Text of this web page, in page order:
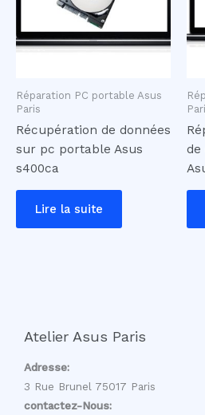
Réparation PC portable Asus
Paris
Récupération de données
sur pc portable Asus
s400ca
Lire la suite
de
Atelier Asus Paris
Adresse:
3 Rue Brunel 75017 Paris
contactez-Nous: